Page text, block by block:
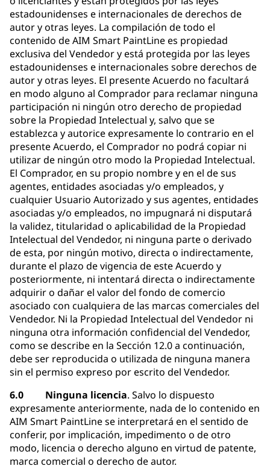
estadounidenses e internacionales de derechos de
autor y otras leyes. La compilación de todo el
contenido de AIM Smart PaintLine es propiedad
exclusiva del Vendedor y está protegida por las leyes
estadounidenses e internacionales sobre derechos de
autor y otras leyes. El presente Acuerdo no facultará
en modo alguno al Comprador para reclamar ninguna
participación ni ningún otro derecho de propiedad
sobre la Propiedad Intelectual y, salvo que se
establezca y autorice expresamente lo contrario en el
presente Acuerdo, el Comprador no podrá copiar ni
utilizar de ningún otro modo la Propiedad Intelectual.
El Comprador, en su propio nombre y en el de sus
agentes, entidades asociadas y/o empleados, y
cualquier Usuario Autorizado y sus agentes, entidades
asociadas y/o empleados, no impugnará ni disputará
la validez, titularidad o aplicabilidad de la Propiedad
Intelectual del Vendedor, ni ninguna parte o derivado
de esta, por ningún motivo, directa o indirectamente,
durante el plazo de vigencia de este Acuerdo y
posteriormente, ni intentará directa o indirectamente
adquirir o dañar el valor del fondo de comercio
asociado con cualquiera de las marcas comerciales del
Vendedor. Ni la Propiedad Intelectual del Vendedor ni
ninguna otra información confidencial del Vendedor,
como se describe en la Sección 12.0 a continuación,
debe ser reproducida o utilizada de ninguna manera
sin el permiso expreso por escrito del Vendedor.
6.0 Ninguna licencia. Salvo lo dispuesto
expresamente anteriormente, nada de lo contenido en
AIM Smart PaintLine se interpretará en el sentido de
conferir, por implicación, impedimento o de otro
modo, licencia o derecho alguno en virtud de patente,
marca comercial o derecho de autor.